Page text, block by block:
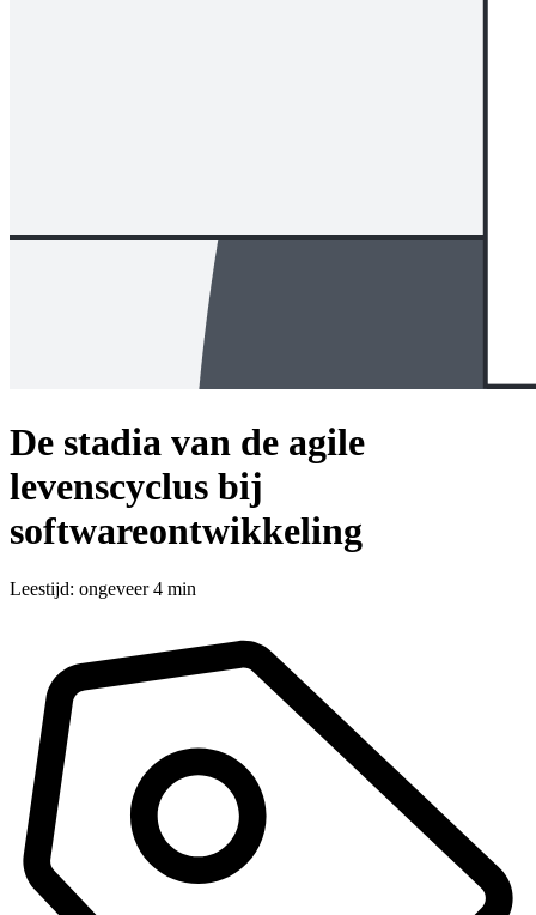
De stadia van de agile
levenscyclus bij
softwareontwikkeling
Leestijd: ongeveer 4 min